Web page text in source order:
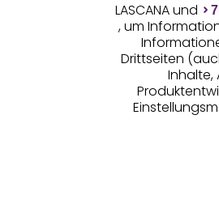
LASCANA und
, um
Drittseiten
Inhalte,